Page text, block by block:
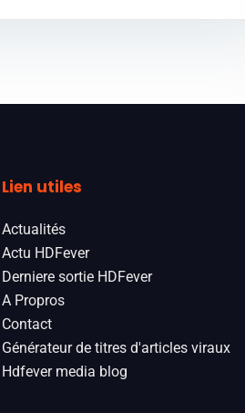
Lien utiles
Actualités
Actu HDFever
Derniere sortie HDFever
A Propros
Contact
Générateur de titres d'articles viraux
Hdfever media blog